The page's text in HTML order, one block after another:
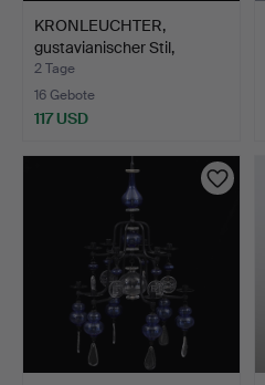
KRONLEUCHTER,
gustavianischer Stil,
zweite…
2 Tage
16 Gebote
117 USD